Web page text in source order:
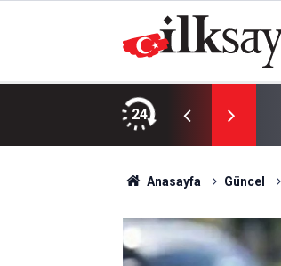
24
1 kişi ağır yaralandı
Anasayfa Güncel